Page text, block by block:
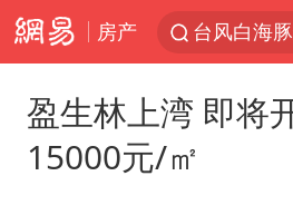
房产
台风白海
宇树科技
看守所辅
盈生林上湾 即将
15000元/㎡